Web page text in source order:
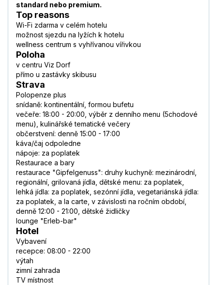
standard nebo premium.
Top reasons
Wi-Fi zdarma v celém hotelu
možnost sjezdu na lyžích k hotelu
wellness centrum s vyhřívanou vířivkou
Poloha
v centru Viz Dorf
přímo u zastávky skibusu
Strava
Polopenze plus
snídaně: kontinentální, formou bufetu
večeře: 18:00 - 20:00, výběr z denního menu (5chodové
menu), kulinářské tematické večery
občerstvení: denně 15:00 - 17:00
káva/čaj odpoledne
nápoje: za poplatek
Restaurace a bary
restaurace "Gipfelgenuss": druhy kuchyně: mezinárodní,
regionální, grilovaná jídla, dětské menu: za poplatek,
lehká jídla: za poplatek, sezónní jídla, vegetariánská jídla:
za poplatek, a la carte, v závislosti na ročním období,
denně 12:00 - 21:00, dětské židličky
lounge "Erleb-bar"
Hotel
Vybavení
recepce: 08:00 - 22:00
výtah
zimní zahrada
TV místnost